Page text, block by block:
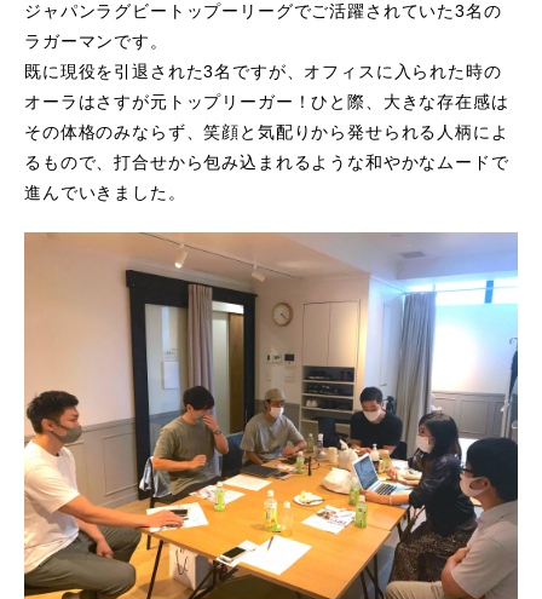
お問い合わせ
お知らせ
ジャパンラグビートップーリーグでご活躍されていた3名の
ラガーマンです。
既に現役を引退された3名ですが、オフィスに入られた時の
オーラはさすが元トップリーガー！ひと際、大きな存在感は
その体格のみならず、笑顔と気配りから発せられる人柄によ
るもので、打合せから包み込まれるような和やかなムードで
進んでいきました。